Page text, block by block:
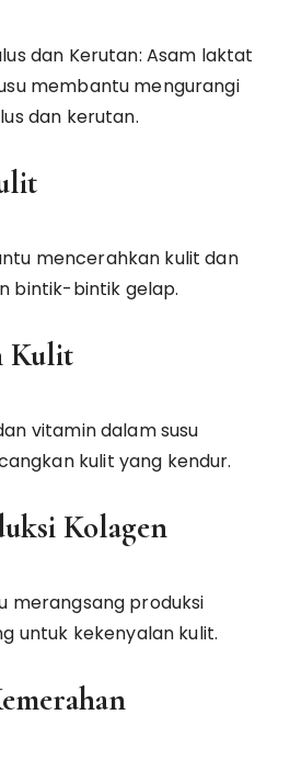
dan Kerutan: Asam laktat
membantu mengurangi
dan kerutan.
mencerahkan kulit dan
bintik-bintik gelap.
Kulit
vitamin dalam susu
kulit yang kendur.
Kolagen
merangsang produksi
untuk kekenyalan kulit.